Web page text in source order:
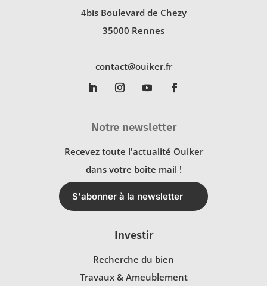
4bis Boulevard de Chezy
35000 Rennes
contact@ouiker.fr
Notre newsletter
Recevez toute l'actualité Ouiker
dans votre boîte mail !
S'abonner à la newsletter
Investir
Recherche du bien
Travaux & Ameublement